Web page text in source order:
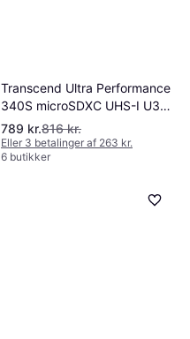
Transcend Ultra Performance
340S microSDXC UHS-I U3
V30 A2 160/125MB/s 256GB
789 kr.816 kr.
Eller 3 betalinger af 263 kr.
6 butikker